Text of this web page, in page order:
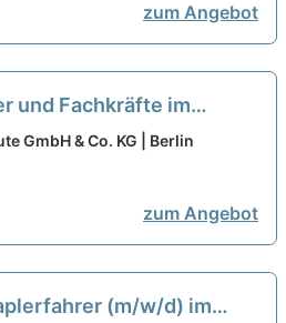
zum Angebot
und Fachkräfte im
(m/w/d) in Voll- und
GmbH & Co. KG | Berlin
zum Angebot
(m/w/d) im